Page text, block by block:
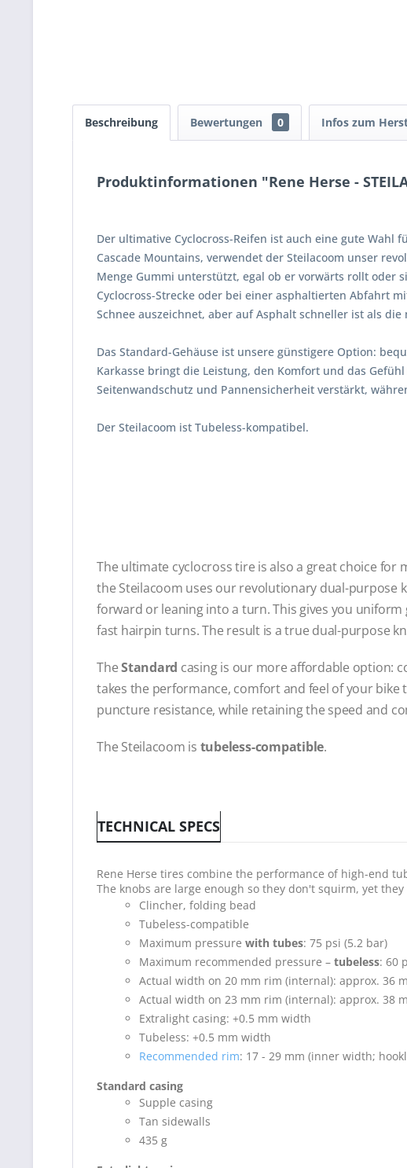
Beschreibung Bewertungen 0 Infos zum
Produktinformationen "Rene Herse -
Der ultimative Cyclocross-Reifen ist auch eine gute Wahl
Cascade Mountains, verwendet der Steilacoom unser
Menge Gummi unterstützt, egal ob er vorwärts rollt oder
Cyclocross-Strecke oder bei einer asphaltierten Abfahrt
Schnee auszeichnet, aber auf Asphalt schneller ist als
Das Standard-Gehäuse ist unsere günstigere Option:
Karkasse bringt die Leistung, den Komfort und das
Seitenwandschutz und Pannensicherheit verstärkt,
Der Steilacoom ist Tubeless-kompatibel.
The ultimate cyclocross tire is also a great choice for
the Steilacoom uses our revolutionary dual-purpose
forward or leaning into a turn. This gives you
fast hairpin turns. The result is a true dual-purpose
TheStandard casing is our more affordable option:
takes the performance, comfort and feel of your bike
puncture resistance, while retaining the speed and
The Steilacoom is tubeless-compatible.
TECHNICAL SPECS
Rene Herse tires combine the performance of high-end
The knobs are large enough so they don't squirm, yet
Clincher, folding bead
Tubeless-compatible
Maximum pressure with tubes: 75 psi (5.2 bar)
Maximum recommended pressure – tubeless: 60
Actual width on 20 mm rim (internal): approx. 36
Actual width on 23 mm rim (internal): approx. 38
Extralight casing: +0.5 mm width
Tubeless: +0.5 mm width
Recommended rim: 17 - 29 mm (inner width;
Standard casing
Supple casing
Tan sidewalls
435 g